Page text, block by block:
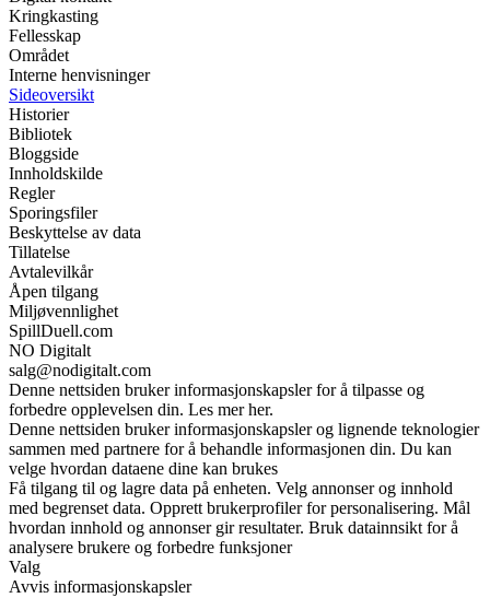
Kringkasting
Fellesskap
Området
Interne henvisninger
Sideoversikt
Historier
Bibliotek
Bloggside
Innholdskilde
Regler
Sporingsfiler
Beskyttelse av data
Tillatelse
Avtalevilkår
Åpen tilgang
Miljøvennlighet
SpillDuell.com
NO Digitalt
salg@nodigitalt.com
Denne nettsiden bruker informasjonskapsler for å tilpasse og
forbedre opplevelsen din. Les mer her.
Denne nettsiden bruker informasjonskapsler og lignende teknologier
sammen med partnere for å behandle informasjonen din. Du kan
velge hvordan dataene dine kan brukes
Få tilgang til og lagre data på enheten. Velg annonser og innhold
med begrenset data. Opprett brukerprofiler for personalisering. Mål
hvordan innhold og annonser gir resultater. Bruk datainnsikt for å
analysere brukere og forbedre funksjoner
Valg
Avvis informasjonskapsler